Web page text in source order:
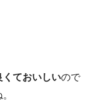
くておいしいので